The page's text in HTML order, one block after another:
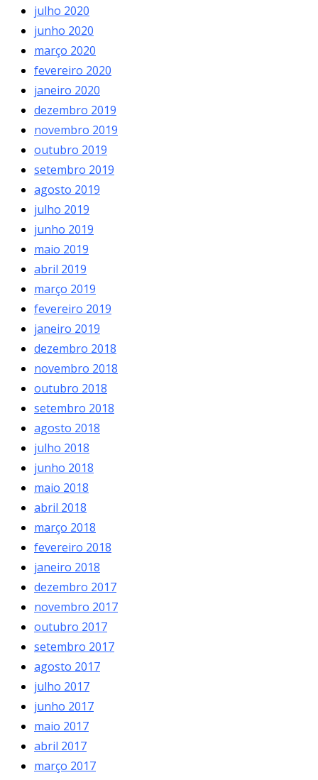
julho 2020
junho 2020
março 2020
fevereiro 2020
janeiro 2020
dezembro 2019
novembro 2019
outubro 2019
setembro 2019
agosto 2019
julho 2019
junho 2019
maio 2019
abril 2019
março 2019
fevereiro 2019
janeiro 2019
dezembro 2018
novembro 2018
outubro 2018
setembro 2018
agosto 2018
julho 2018
junho 2018
maio 2018
abril 2018
março 2018
fevereiro 2018
janeiro 2018
dezembro 2017
novembro 2017
outubro 2017
setembro 2017
agosto 2017
julho 2017
junho 2017
maio 2017
abril 2017
março 2017